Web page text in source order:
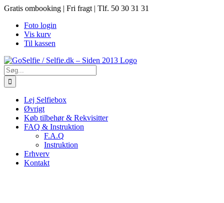
Skip
content
Gratis ombooking | Fri fragt | Tlf. 50 30 31 31
Foto login
Vis kurv
Til kassen
Søg
efter:
Lej Selfiebox
Øvrigt
Køb tilbehør & Rekvisitter
FAQ & Instruktion
F.A.Q
Instruktion
Erhverv
Kontakt